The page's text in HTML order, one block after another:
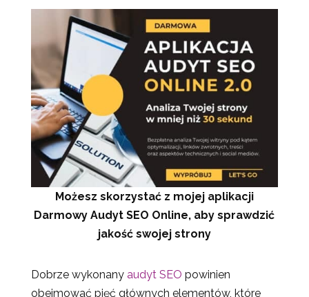
Możesz skorzystać z mojej aplikacji
Darmowy Audyt SEO Online, aby sprawdzić
jakość swojej strony
Dobrze wykonany audyt SEO powinien
obejmować pięć głównych elementów, które